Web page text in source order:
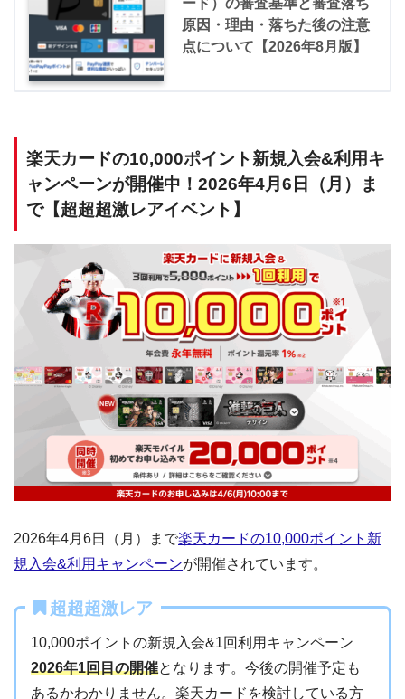
原因・理由・落ちた後の注意
点について【2026年8月版】
楽天カードの10,000ポイント新規入会&利用キ
ャンペーンが開催中！2026年4月6日（月）ま
で【超超超激レアイベント】
2026年4月6日（月）まで楽天カードの10,000ポイント新
規入会&利用キャンペーンが開催されています。
超超超激レア
10,000ポイントの新規入会&1回利用キャンペーン
2026年1回目の開催となります。今後の開催予定も
あるかわかりません。楽天カードを検討している方